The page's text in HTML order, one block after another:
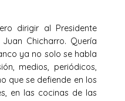
dirigir al Presidente
Chicharro. Quería
ya no solo se habla
medios, periódicos,
que se defiende en los
en las cocinas de las